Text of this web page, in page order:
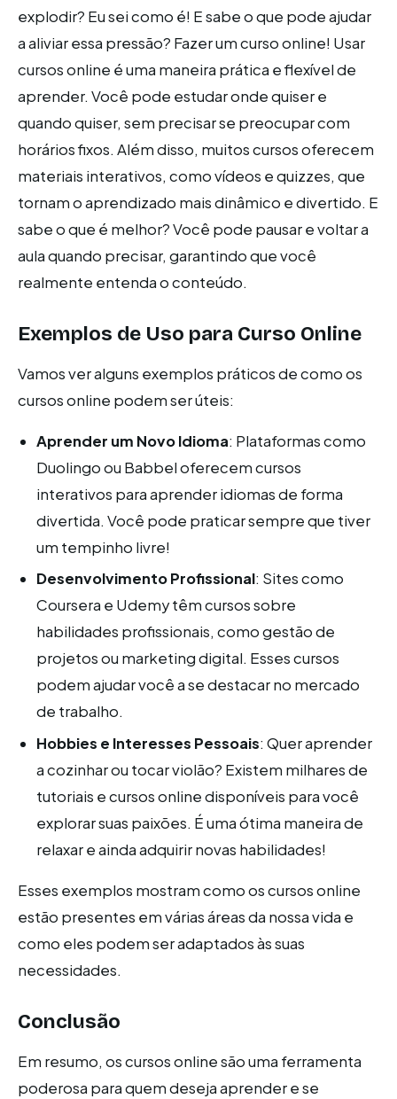
explodir? Eu sei como é! E sabe o que pode ajudar
a aliviar essa pressão? Fazer um curso online! Usar
cursos online é uma maneira prática e flexível de
aprender. Você pode estudar onde quiser e
quando quiser, sem precisar se preocupar com
horários fixos. Além disso, muitos cursos oferecem
materiais interativos, como vídeos e quizzes, que
tornam o aprendizado mais dinâmico e divertido. E
sabe o que é melhor? Você pode pausar e voltar a
aula quando precisar, garantindo que você
realmente entenda o conteúdo.
Exemplos de Uso para Curso Online
Vamos ver alguns exemplos práticos de como os
cursos online podem ser úteis:
Aprender um Novo Idioma: Plataformas como
Duolingo ou Babbel oferecem cursos
interativos para aprender idiomas de forma
divertida. Você pode praticar sempre que tiver
um tempinho livre!
Desenvolvimento Profissional: Sites como
Coursera e Udemy têm cursos sobre
habilidades profissionais, como gestão de
projetos ou marketing digital. Esses cursos
podem ajudar você a se destacar no mercado
de trabalho.
Hobbies e Interesses Pessoais: Quer aprender
a cozinhar ou tocar violão? Existem milhares de
tutoriais e cursos online disponíveis para você
explorar suas paixões. É uma ótima maneira de
relaxar e ainda adquirir novas habilidades!
Esses exemplos mostram como os cursos online
estão presentes em várias áreas da nossa vida e
como eles podem ser adaptados às suas
necessidades.
Conclusão
Em resumo, os cursos online são uma ferramenta
poderosa para quem deseja aprender e se